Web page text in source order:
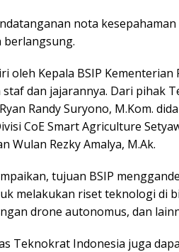
nota
berlangsung.
oleh Kepala BSIP Kementerian
staf dan jajarannya. Dari pihak
Randy Suryono, M.Kom.
CoE Smart Agriculture
Wulan Rezky Amalya, M.Ak.
tujuan BSIP
melakukan riset teknologi di
drone autonomus, dan
Teknokrat Indonesia juga